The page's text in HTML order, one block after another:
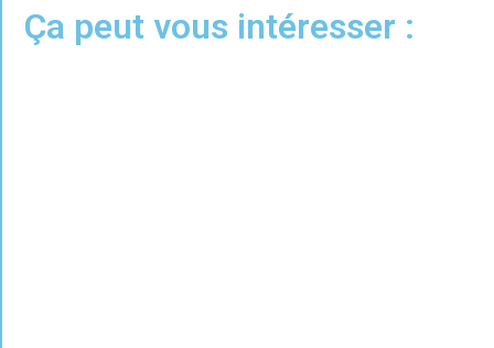
Ça peut vous intéresser :